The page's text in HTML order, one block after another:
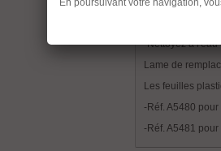
-Nettoyez à l'eau
Lame de
Les feuilles
-Réf. A5480
-Réf. A5481
En poursuivant votre navigation,